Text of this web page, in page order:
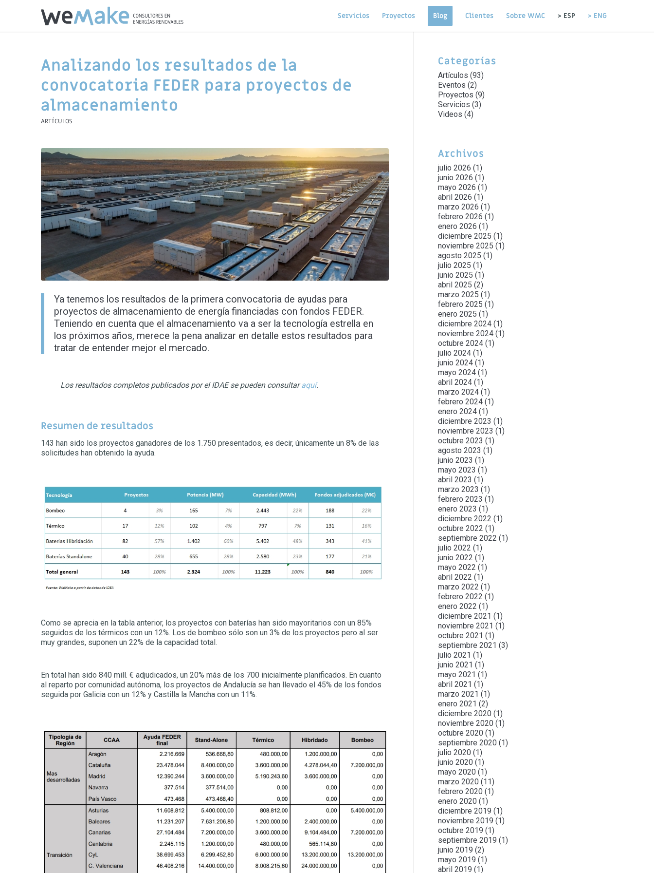
Servicios Proyectos Blog Clientes Sobre WMC > ESP > ENG
Analizando los resultados de la
convocatoria FEDER para proyectos de
almacenamiento
ARTÍCULOS
Ya tenemos los resultados de la primera convocatoria de ayudas para
proyectos de almacenamiento de energía financiadas con fondos FEDER.
Teniendo en cuenta que el almacenamiento va a ser la tecnología estrella en
los próximos años, merece la pena analizar en detalle estos resultados para
tratar de entender mejor el mercado.
Los resultados completos publicados por el IDAE se pueden consultaraquí.
Resumen de resultados
143 han sido los proyectos ganadores de los 1.750 presentados, es decir, únicamente un 8% de las
solicitudes han obtenido la ayuda.
Como se aprecia en la tabla anterior, los proyectos con baterías han sido mayoritarios con un 85%
seguidos de los térmicos con un 12%. Los de bombeo sólo son un 3% de los proyectos pero al ser
muy grandes, suponen un 22% de la capacidad total.
En total han sido 840 mill. € adjudicados, un 20% más de los 700 inicialmente planificados. En cuanto
al reparto por comunidad autónoma, los proyectos de Andalucía se han llevado el 45% de los fondos
seguida por Galicia con un 12% y Castilla la Mancha con un 11%.
Categorías
Artículos (93)
Eventos (2)
Proyectos (9)
Servicios (3)
Videos (4)
Archivos
julio 2026 (1)
junio 2026 (1)
mayo 2026 (1)
abril 2026 (1)
marzo 2026 (1)
febrero 2026 (1)
enero 2026 (1)
diciembre 2025 (1)
noviembre 2025 (1)
agosto 2025 (1)
julio 2025 (1)
junio 2025 (1)
abril 2025 (2)
marzo 2025 (1)
febrero 2025 (1)
enero 2025 (1)
diciembre 2024(1)
noviembre 2024(1)
octubre 2024(1)
julio 2024(1)
junio 2024(1)
mayo 2024(1)
abril 2024(1)
marzo 2024(1)
febrero 2024(1)
enero 2024(1)
diciembre 2023 (1)
noviembre 2023 (1)
octubre 2023 (1)
agosto 2023 (1)
junio 2023 (1)
mayo 2023 (1)
abril 2023 (1)
marzo 2023 (1)
febrero 2023 (1)
enero 2023 (1)
diciembre 2022 (1)
octubre 2022 (1)
septiembre 2022 (1)
julio 2022 (1)
junio 2022 (1)
mayo 2022 (1)
abril 2022 (1)
marzo 2022 (1)
febrero 2022 (1)
enero 2022 (1)
diciembre 2021 (1)
noviembre 2021 (1)
octubre 2021 (1)
septiembre 2021 (3)
julio 2021 (1)
junio 2021 (1)
mayo 2021 (1)
abril 2021 (1)
marzo 2021 (1)
enero 2021 (2)
diciembre 2020(1)
noviembre 2020(1)
octubre 2020(1)
septiembre 2020(1)
julio 2020(1)
junio 2020(1)
mayo 2020(1)
marzo 2020(11)
febrero 2020(1)
enero 2020(1)
diciembre 2019 (1)
noviembre 2019 (1)
octubre 2019 (1)
septiembre 2019 (1)
junio 2019 (2)
mayo 2019 (1)
abril 2019 (1)